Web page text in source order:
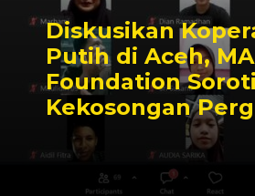
Diskusikan
Putih di Aceh,
Foundation Soroti
Kekosongan